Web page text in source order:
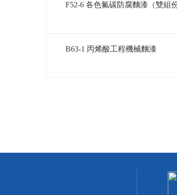
F52-6 各色氟碳防腐麵漆（雙組份
B63-1 丙烯酸工程機械麵漆